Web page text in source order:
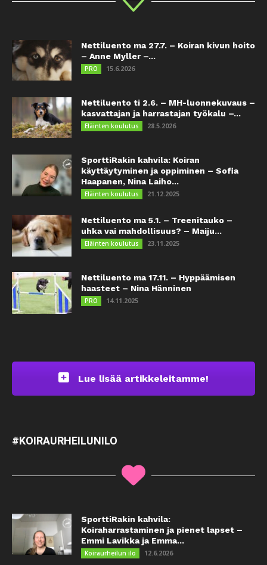
Nettiluento ma 27.7. – Koiran kivun hoito
– Anne Myller –...
PRO 15.6.2026
Nettiluento ti 2.6. – MH-luonnekuvaus –
kasvattajan ja harrastajan työkalu –...
Eläinten koulutus 28.5.2026
SporttiRakin kahvila: Koiran
käyttäytyminen ja oppiminen – Sofia
Haapanen, Nina Laiho...
Eläinten koulutus 21.12.2025
Nettiluento ma 5.1. – Treenitauko –
uhka vai mahdollisuus? – Maiju...
Eläinten koulutus 23.11.2025
Nettiluento ma 17.11. – Hyppäämisen
haasteet – Nina Hänninen
PRO 14.11.2025
Lue lisää artikkeleitamme!
#KOIRAURHEILUNILO
SporttiRakin kahvila:
Koiraharrastaminen ja pienet lapset –
Emmi Lavikka ja Emma...
Koiraurheilun ilo 12.6.2026